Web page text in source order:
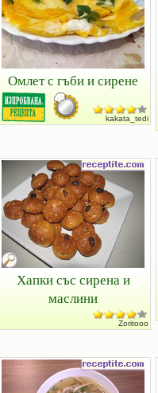
Омлет с гъби и сирене
kakata_tedi
Хапки със сирена и
маслини
Zoritooo